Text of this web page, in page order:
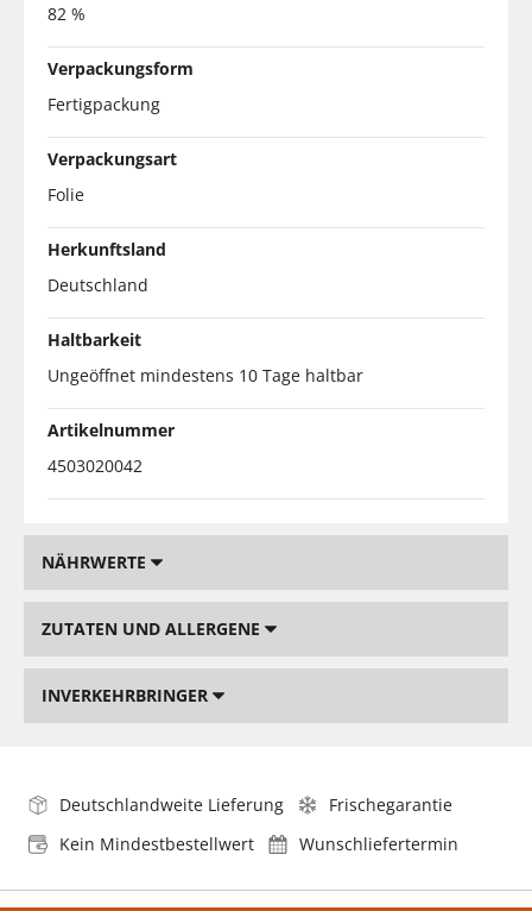
82 %
Verpackungsform
Fertigpackung
Verpackungsart
Folie
Herkunftsland
Deutschland
Haltbarkeit
Ungeöffnet mindestens 10 Tage haltbar
Artikelnummer
4503020042
NÄHRWERTE
ZUTATEN UND ALLERGENE
INVERKEHRBRINGER
Deutschlandweite Lieferung
Frischegarantie
Kein Mindestbestellwert
Wunschliefertermin